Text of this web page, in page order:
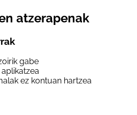
atzerapenak
gabe
ez kontuan hartzea